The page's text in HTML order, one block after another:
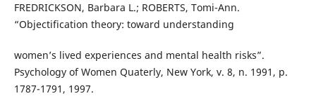
FREDRICKSON, Barbara L.; ROBERTS, Tomi-Ann.
“Objectification theory: toward understanding
women’s lived experiences and mental health risks”.
Psychology of Women Quaterly, New York, v. 8, n. 1991, p.
1787-1791, 1997.